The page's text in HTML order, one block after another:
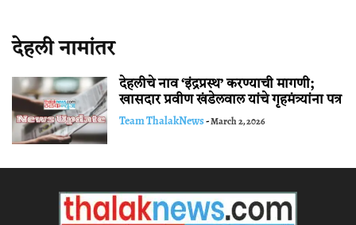
देहली नामांतर
देहलीचे नाव ‘इंद्रप्रस्थ’ करण्याची मागणी;
खासदार प्रवीण खंडेलवाल यांचे गृहमंत्र्यांना पत्र
Team ThalakNews-March 2, 2026